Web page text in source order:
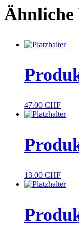
Ähnliche
47.00 CHF
13.00 CHF